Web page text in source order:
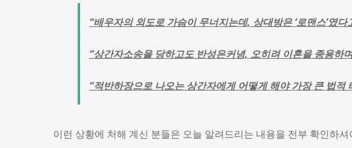
“배우자의 외도로 가슴이 무너지는데, 상대방은 ‘로맨스’였
“상간자소송을 당하고도 반성은커녕, 오히려 이혼을 종용하
“적반하장으로 나오는 상간자에게 어떻게 해야 가장 큰 법적
이런 상황에 처해 계신 분들은 오늘 알려드리는 내용을 전부 확인하